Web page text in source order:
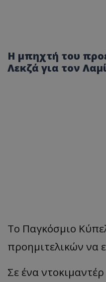
Η μπηχτή του
Λεκζά για τον
Το Παγκόσμιο
προημιτελικών να
Σε ένα